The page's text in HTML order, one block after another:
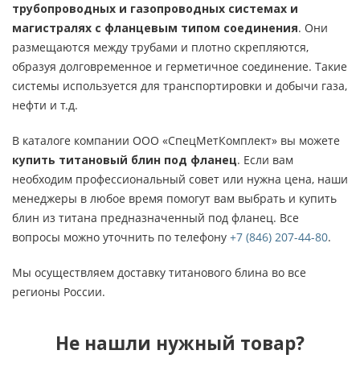
трубопроводных и газопроводных системах и
магистралях с фланцевым типом соединения. Они
размещаются между трубами и плотно скрепляются,
образуя долговременное и герметичное соединение. Такие
системы используется для транспортировки и добычи газа,
нефти и т.д.
В каталоге компании ООО «СпецМетКомплект» вы можете
купить титановый блин под фланец. Если вам
необходим профессиональный совет или нужна цена, наши
менеджеры в любое время помогут вам выбрать и купить
блин из титана предназначенный под фланец. Все
вопросы можно уточнить по телефону +7 (846) 207-44-80.
Мы осуществляем доставку титанового блина во все
регионы России.
Не нашли нужный товар?